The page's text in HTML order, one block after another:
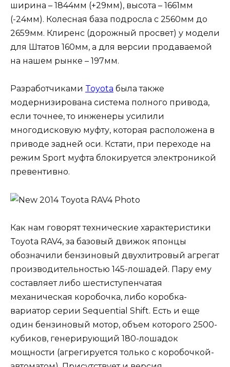
ширина – 1844мм (+29мм), высота – 1661мм
(-24мм). Колесная база подросла с 2560мм до
2659мм. Клиренс (дорожный просвет) у модели
для Штатов 160мм, а для версии продаваемой
на нашем рынке – 197мм.
Разработчиками Toyota была также
модернизирована система полного привода,
если точнее, то инженеры усилили
многодисковую муфту, которая расположена в
приводе задней оси. Кстати, при переходе на
режим Sport муфта блокируется электроникой
превентивно.
Как нам говорят технические характеристики
Toyota RAV4, за базовый движок японцы
обозначили бензиновый двухлитровый агрегат
производительностью 145-лошадей. Пару ему
составляет либо шестиступенчатая
механическая коробочка, либо коробка-
вариатор серии Sequential Shift. Есть и еще
один бензиновый мотор, объем которого 2500-
кубиков, генерирующий 180-лошадок
мощности (агрегируется только с коробочкой-